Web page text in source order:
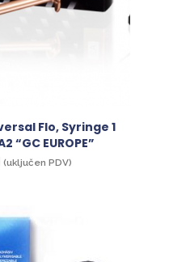
Flo, Syringe 1
“GC EUROPE”
(uključen PDV)